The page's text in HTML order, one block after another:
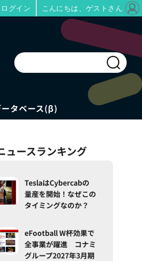
タベース(β)
ュースランキング
TeslaはCybercabの
量産を開始！なぜこの
タイミングなのか？
eFootball W杯効果で
全事業が躍進 コナミ
グループ2027年3月期
ログイン こんにちは、ゲストさん